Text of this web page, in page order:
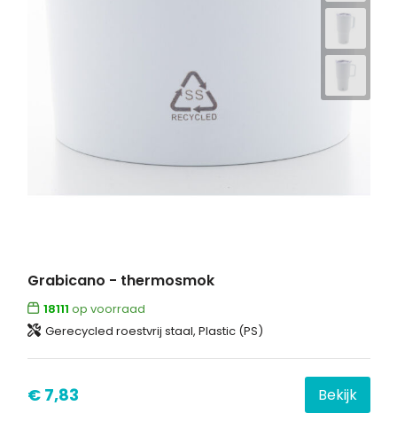
Grabicano - thermosmok
18111 op voorraad
Gerecycled roestvrij staal, Plastic (PS)
€ 7,83 Bekijk